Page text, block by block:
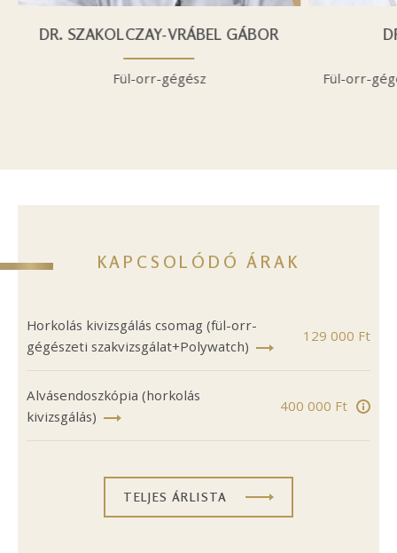
DR. SZAKOLCZAY-VRÁBEL GÁBOR
Fül-orr-gégész Fül-orr-
KAPCSOLÓDÓ ÁRAK
Horkolás kivizsgálás csomag (fül-orr-
gégészeti szakvizsgálat+Polywatch)
129 000 Ft
Alvásendoszkópia (horkolás
kivizsgálás)
400 000 Ft
TELJES ÁRLISTA